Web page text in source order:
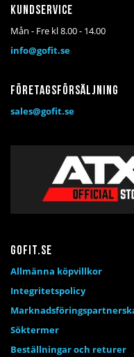
Kundservice
Mån - Fre kl 8.00 - 14.00
info@gofit.se
Företagsförsäljning
sales@gofit.se
Gofit.se
Allmänna köpvillkor
Integritetspolicy
Söktermer
Beställningar och returer